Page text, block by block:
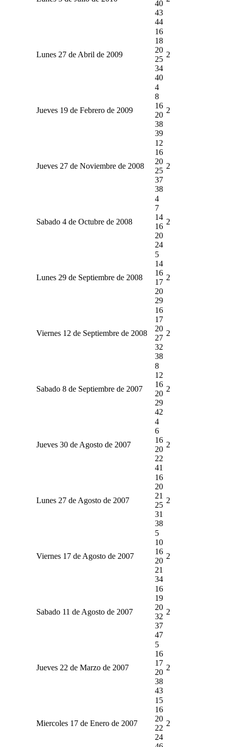
40
43
44
Lunes 27 de Abril de 2009
16
18
20
25
34
40
2
Jueves 19 de Febrero de 2009
4
8
16
20
38
39
2
Jueves 27 de Noviembre de 2008
12
16
20
25
37
38
2
Sabado 4 de Octubre de 2008
4
7
14
16
20
24
2
Lunes 29 de Septiembre de 2008
5
14
16
17
20
29
2
Viernes 12 de Septiembre de 2008
16
17
20
27
32
38
2
Sabado 8 de Septiembre de 2007
8
12
16
20
29
42
2
Jueves 30 de Agosto de 2007
4
6
16
20
22
41
2
Lunes 27 de Agosto de 2007
16
20
21
25
31
38
2
Viernes 17 de Agosto de 2007
5
10
16
20
21
34
2
Sabado 11 de Agosto de 2007
16
19
20
32
37
47
2
Jueves 22 de Marzo de 2007
5
16
17
20
38
43
2
Miercoles 17 de Enero de 2007
15
16
20
22
24
2